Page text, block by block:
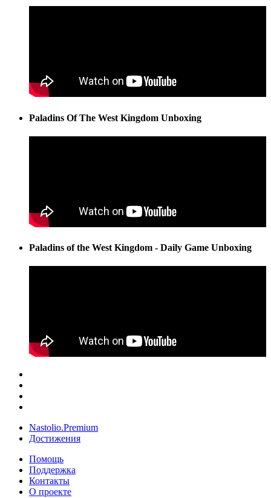
Paladins Of The West Kingdom Unboxing
Paladins of the West Kingdom - Daily Game Unboxing
Nastolio.Premium
Достижения
Помощь
Поддержка
Контакты
О проекте